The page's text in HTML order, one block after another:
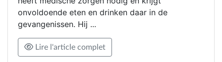
onvoldoende eten en drinken daar in de
gevangenissen. Hij ...
Lire l'article complet